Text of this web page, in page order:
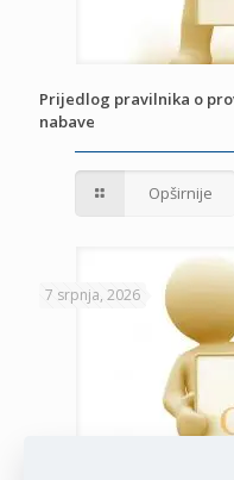
Prijedlog pravilnika o
nabave
Opširnije
7 srpnja, 2026